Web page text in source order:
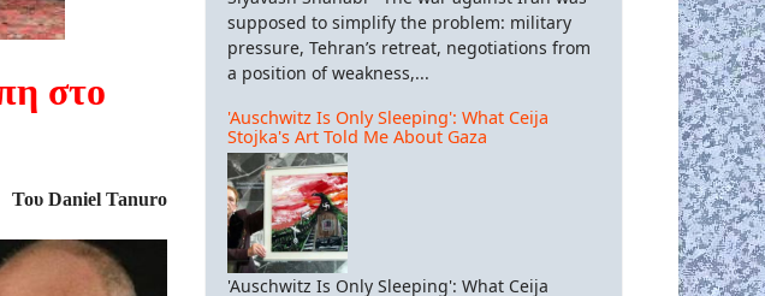
στο
Του Daniel Tanuro
supposed to simplify the problem: military
pressure, Tehran’s retreat, negotiations from
a position of weakness,...
'Auschwitz Is Only Sleeping': What Ceija
Stojka's Art Told Me About Gaza
'Auschwitz Is Only Sleeping': What Ceija